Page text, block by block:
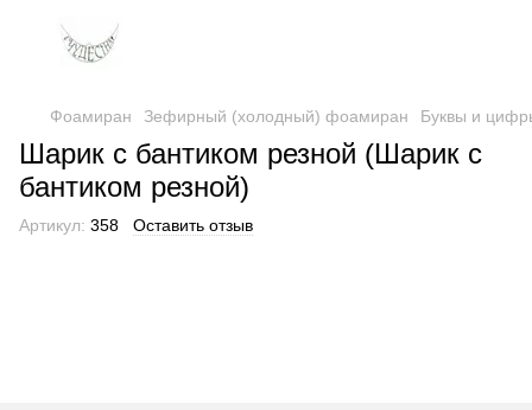
Фоамиран Зефирный (холодный) фоамиран Буквы и
Шарик с бантиком резной (Шарик с
бантиком резной)
Артикул: 358 Оставить отзыв